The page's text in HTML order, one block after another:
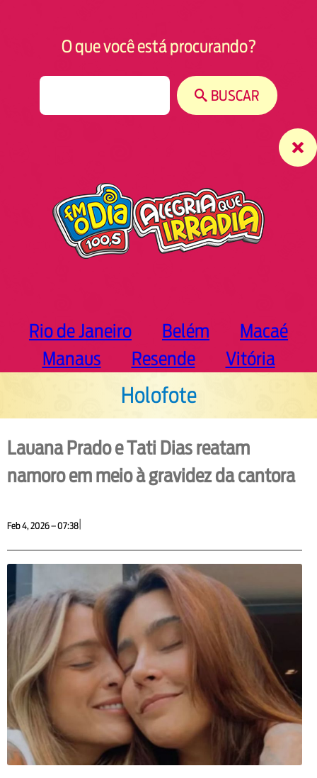
O que você está procurando?
BUSCAR
Rio de Janeiro Belém
Macaé
Manaus
Resende Vitória
Holofote
Lauana Prado e Tati Dias reatam
namoro em meio à gravidez da cantora
Feb 4, 2026 – 07:38